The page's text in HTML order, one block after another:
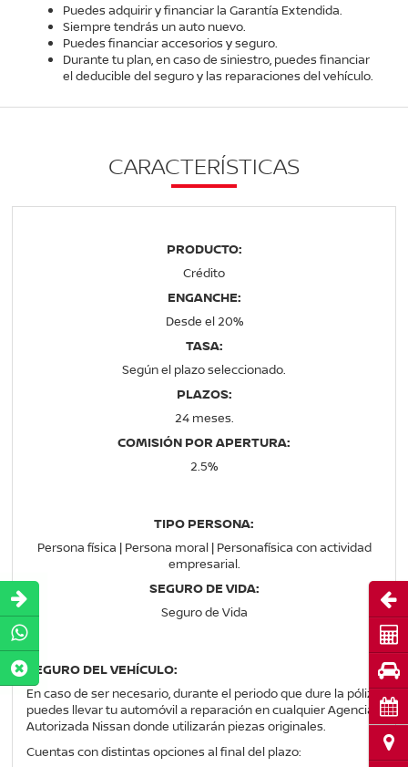
Puedes adquirir y financiar la Garantía Extendida.
Siempre tendrás un auto nuevo.
Puedes financiar accesorios y seguro.
Durante tu plan, en caso de siniestro, puedes financiar
el deducible del seguro y las reparaciones del vehículo.
CARACTERÍSTICAS
PRODUCTO:
Crédito
ENGANCHE:
Desde el 20%
TASA:
Según el plazo seleccionado.
PLAZOS:
24 meses.
COMISIÓN POR APERTURA:
2.5%
TIPO PERSONA:
Persona física | Persona moral | Personafísica con actividad
empresarial.
SEGURO DE VIDA:
Seguro de Vida
SEGURO DEL VEHÍCULO:
En caso de ser necesario, durante el periodo que dure la póliza
puedes llevar tu automóvil a reparación en cualquier Agencia
Autorizada Nissan donde utilizarán piezas originales.
Cuentas con distintas opciones al final del plazo: